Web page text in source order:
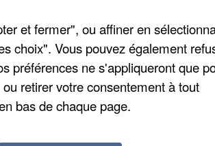
ça n'est pas une
au sud des Yvelines, les
l'est du département, les
et fermer", ou affiner en
choix". Vous pouvez également
préférences ne s'appliqueront que
retirer votre consentement à tout
bas de chaque page.